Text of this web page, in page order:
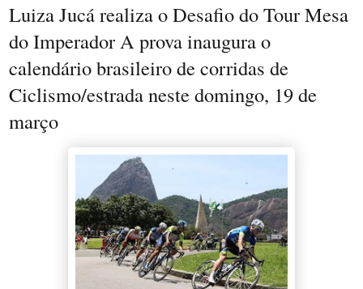
Luiza Jucá realiza o Desafio do Tour Mesa
do Imperador A prova inaugura o
calendário brasileiro de corridas de
Ciclismo/estrada neste domingo, 19 de
março